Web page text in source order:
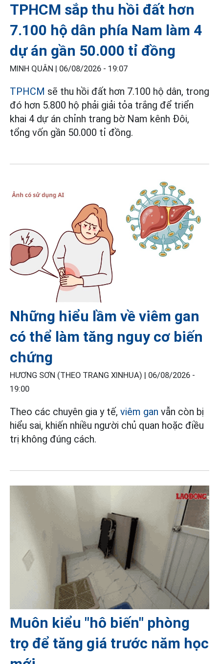
TPHCM sắp thu hồi đất hơn
7.100 hộ dân phía Nam làm 4
dự án gần 50.000 tỉ đồng
MINH QUÂN | 06/08/2026 - 19:07
TPHCM sẽ thu hồi đất hơn 7.100 hộ dân, trong
đó hơn 5.800 hộ phải giải tỏa trắng để triển
khai 4 dự án chỉnh trang bờ Nam kênh Đôi,
tổng vốn gần 50.000 tỉ đồng.
Những hiểu lầm về viêm gan
có thể làm tăng nguy cơ biến
chứng
HƯƠNG SƠN (THEO TRANG XINHUA) | 06/08/2026 -
19:00
Theo các chuyên gia y tế, viêm gan vẫn còn bị
hiểu sai, khiến nhiều người chủ quan hoặc điều
trị không đúng cách.
Muôn kiểu "hô biến" phòng
trọ để tăng giá trước năm học